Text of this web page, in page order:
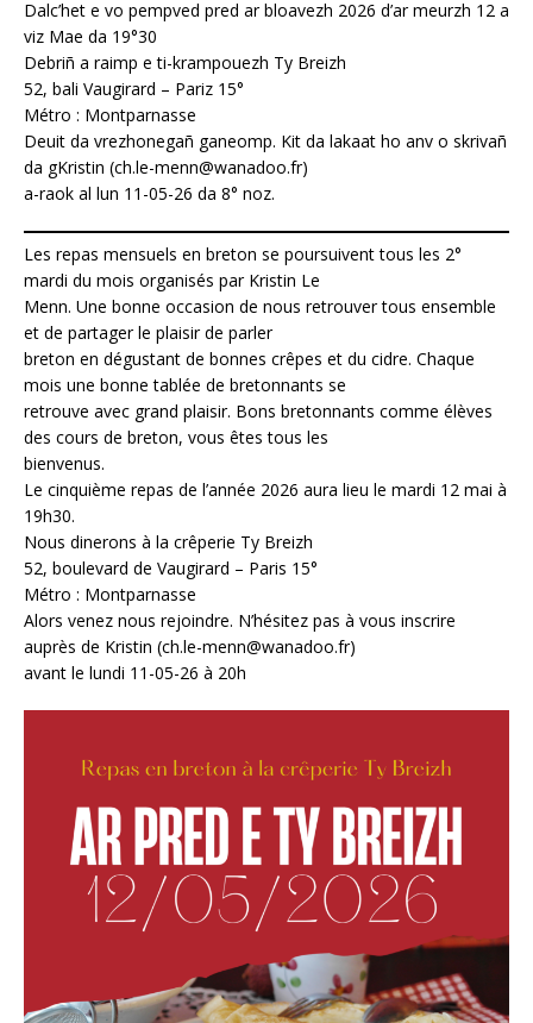
Dalc’het e vo pempved pred ar bloavezh 2026 d’ar meurzh 12 a
viz Mae da 19°30
Debriñ a raimp e ti-krampouezh Ty Breizh
52, bali Vaugirard – Pariz 15°
Métro : Montparnasse
Deuit da vrezhonegañ ganeomp. Kit da lakaat ho anv o skrivañ
da gKristin (ch.le-menn@wanadoo.fr)
a-raok al lun 11-05-26 da 8° noz.
Les repas mensuels en breton se poursuivent tous les 2°
mardi du mois organisés par Kristin Le
Menn. Une bonne occasion de nous retrouver tous ensemble
et de partager le plaisir de parler
breton en dégustant de bonnes crêpes et du cidre. Chaque
mois une bonne tablée de bretonnants se
retrouve avec grand plaisir. Bons bretonnants comme élèves
des cours de breton, vous êtes tous les
bienvenus.
Le cinquième repas de l’année 2026 aura lieu le mardi 12 mai à
19h30.
Nous dinerons à la crêperie Ty Breizh
52, boulevard de Vaugirard – Paris 15°
Métro : Montparnasse
Alors venez nous rejoindre. N’hésitez pas à vous inscrire
auprès de Kristin (ch.le-menn@wanadoo.fr)
avant le lundi 11-05-26 à 20h